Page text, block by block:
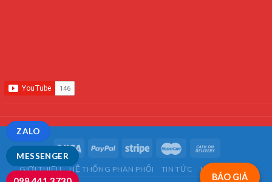
BÁO GIÁ
GIỚI THIỆU HỆ THỐNG PHÂN PHỐI TIN TỨC LIÊN HỆ
MESSENGER
ZALO